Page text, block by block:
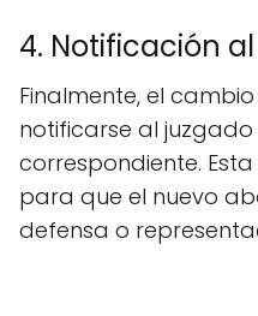
4. Notificación
Finalmente, el
notificarse al
correspondiente.
para que el nuevo
defensa o